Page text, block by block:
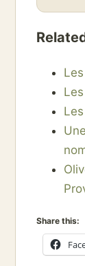
Share this: